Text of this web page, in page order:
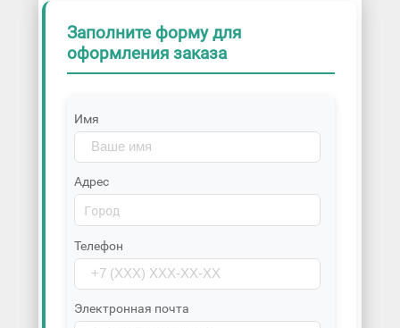
Заполните форму для
оформления заказа
Имя
Адрес
Телефон
Электронная почта